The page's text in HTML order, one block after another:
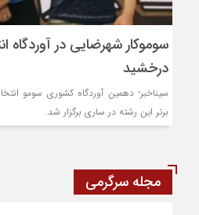
سوموکار شهرضایی در آوردگاه
درخشید
سیناخبر- دهمین آوردگاه کشوری سومو
برتر این رشته در ساری برگزار شد.
مجله سرگرمی